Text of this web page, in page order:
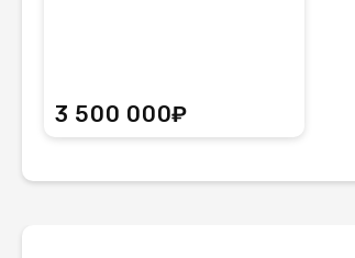
3 500 000₽